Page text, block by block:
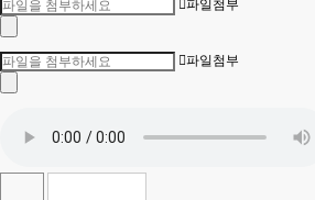
파일첨부
파일첨부